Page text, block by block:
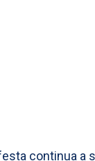
continua a